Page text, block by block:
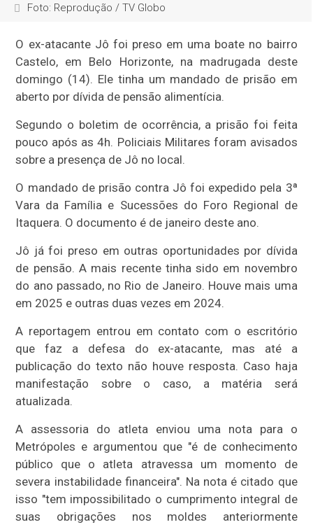
Foto: Reprodução / TV Globo
O ex-atacante Jô foi preso em uma boate no bairro
Castelo, em Belo Horizonte, na madrugada deste
domingo (14). Ele tinha um mandado de prisão em
aberto por dívida de pensão alimentícia.
Segundo o boletim de ocorrência, a prisão foi feita
pouco após as 4h. Policiais Militares foram avisados
sobre a presença de Jô no local.
O mandado de prisão contra Jô foi expedido pela 3ª
Vara da Família e Sucessões do Foro Regional de
Itaquera. O documento é de janeiro deste ano.
Jô já foi preso em outras oportunidades por dívida
de pensão. A mais recente tinha sido em novembro
do ano passado, no Rio de Janeiro. Houve mais uma
em 2025 e outras duas vezes em 2024.
A reportagem entrou em contato com o escritório
que faz a defesa do ex-atacante, mas até a
publicação do texto não houve resposta. Caso haja
manifestação sobre o caso, a matéria será
atualizada.
A assessoria do atleta enviou uma nota para o
Metrópoles e argumentou que "é de conhecimento
público que o atleta atravessa um momento de
severa instabilidade financeira". Na nota é citado que
isso "tem impossibilitado o cumprimento integral de
suas obrigações nos moldes anteriormente